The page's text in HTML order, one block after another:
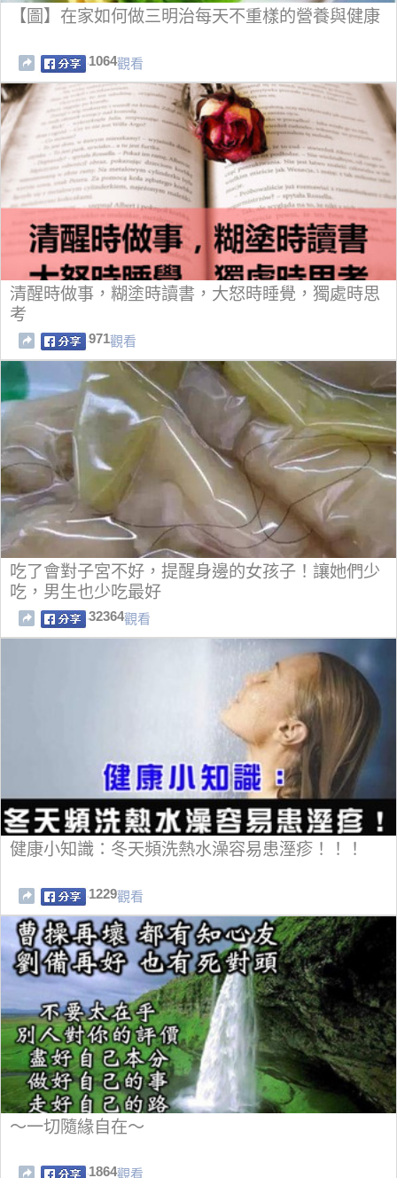
【圖】在家如何做三明治每天不重樣的營養與健康
1064觀看
清醒時做事，糊塗時讀書，大怒時睡覺，獨處時思
考
971觀看
吃了會對子宮不好，提醒身邊的女孩子！讓她們少
吃，男生也少吃最好
32364觀看
健康小知識：冬天頻洗熱水澡容易患溼疹！！！
1229觀看
～一切隨緣自在～
1864觀看